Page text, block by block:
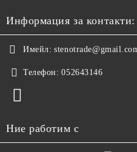
Информация за контакти:
Имейл:
Телефон: 052643146
Ние работим с